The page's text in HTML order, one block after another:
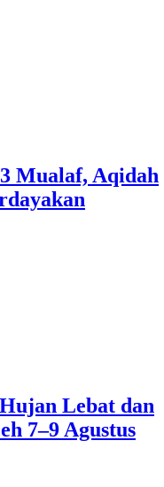
Mualaf, Aqidah
Lebat dan
7–9 Agustus